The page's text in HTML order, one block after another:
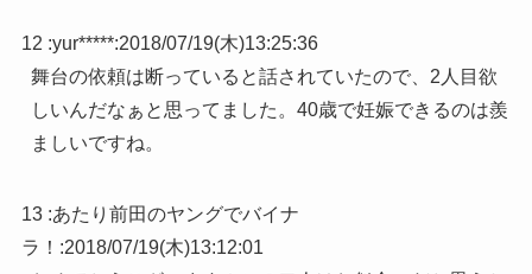
12 :yur*****:2018/07/19(木)13:25:36
舞台の依頼は断っていると話されていたので、2人目欲
しいんだなぁと思ってました。40歳で妊娠できるのは羨
ましいですね。
13 :あたり前田のヤングでバイナ
ラ！ :2018/07/19(木)13:12:01